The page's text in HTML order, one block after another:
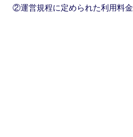
②運営規程に定められた利用料金